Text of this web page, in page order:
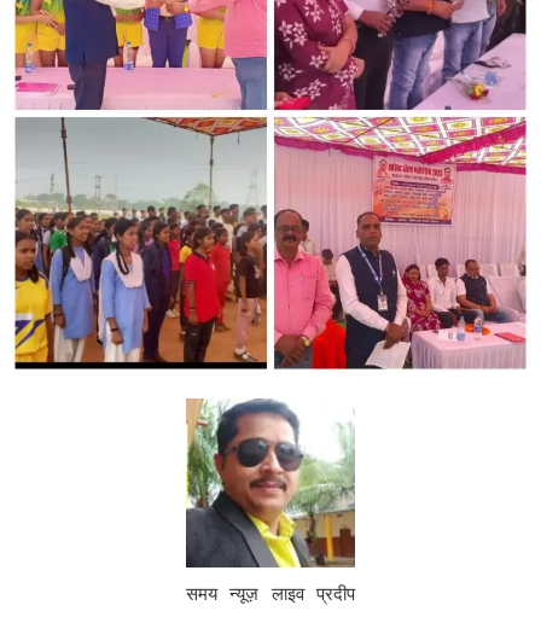
समय न्यूज़ लाइव प्रदीप